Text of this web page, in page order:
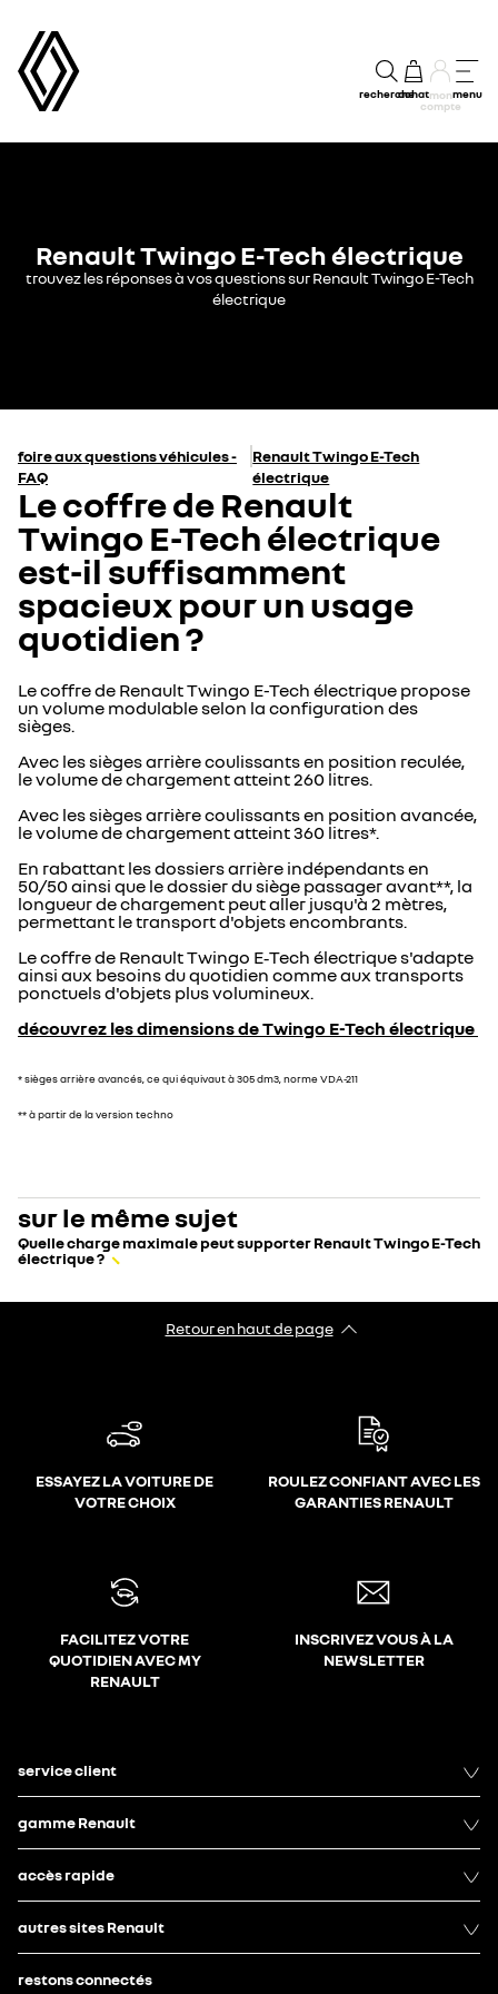
rechercheachatmon
compte
menu
Renault Twingo E-Tech électrique
trouvez les réponses à vos questions sur Renault Twingo E-Tech
électrique
foire aux questions véhicules -
FAQ
Renault Twingo E-Tech
électrique
Le coffre de Renault
Twingo E-Tech électrique
est-il suffisamment
spacieux pour un usage
quotidien ?
Le coffre de Renault Twingo E-Tech électrique propose
un volume modulable selon la configuration des
sièges.
Avec les sièges arrière coulissants en position reculée,
le volume de chargement atteint 260 litres.
Avec les sièges arrière coulissants en position avancée,
le volume de chargement atteint 360 litres*.
En rabattant les dossiers arrière indépendants en
50/50 ainsi que le dossier du siège passager avant**, la
longueur de chargement peut aller jusqu'à 2 mètres,
permettant le transport d'objets encombrants.
Le coffre de Renault Twingo E‑Tech électrique s'adapte
ainsi aux besoins du quotidien comme aux transports
ponctuels d'objets plus volumineux.
découvrez les dimensions de Twingo E-Tech électrique
* sièges arrière avancés, ce qui équivaut à 305 dm3, norme VDA-211
** à partir de la version techno
sur le même sujet
Quelle charge maximale peut supporter Renault Twingo E-Tech
électrique ?
Retour en haut de page
ESSAYEZ LA VOITURE DE
VOTRE CHOIX
ROULEZ CONFIANT AVEC LES
GARANTIES RENAULT
FACILITEZ VOTRE
QUOTIDIEN AVEC MY
RENAULT
INSCRIVEZ VOUS À LA
NEWSLETTER
service client
gamme Renault
accès rapide
autres sites Renault
restons connectés